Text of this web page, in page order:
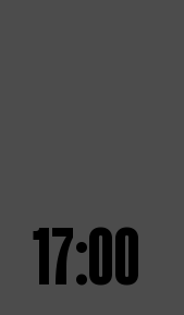
17:00